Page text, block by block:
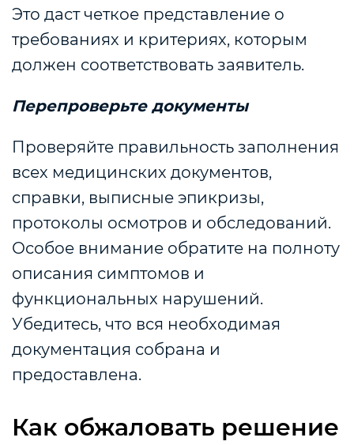
Это даст четкое представление о
требованиях и критериях, которым
должен соответствовать заявитель.
Перепроверьте документы
Проверяйте правильность заполнения
всех медицинских документов,
справки, выписные эпикризы,
протоколы осмотров и обследований.
Особое внимание обратите на полноту
описания симптомов и
функциональных нарушений.
Убедитесь, что вся необходимая
документация собрана и
предоставлена.
Как обжаловать решение